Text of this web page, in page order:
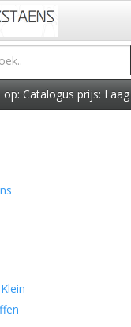
op: Catalogus prijs: